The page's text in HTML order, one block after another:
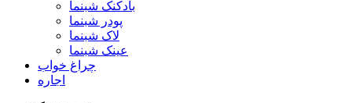
بادکنک شبنما
پودر شبنما
لاک شبنما
عینک شبنما
چراغ خواب
اجاره